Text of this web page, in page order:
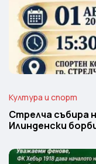
Култура и спорт
Стрелча събира
Илинденски